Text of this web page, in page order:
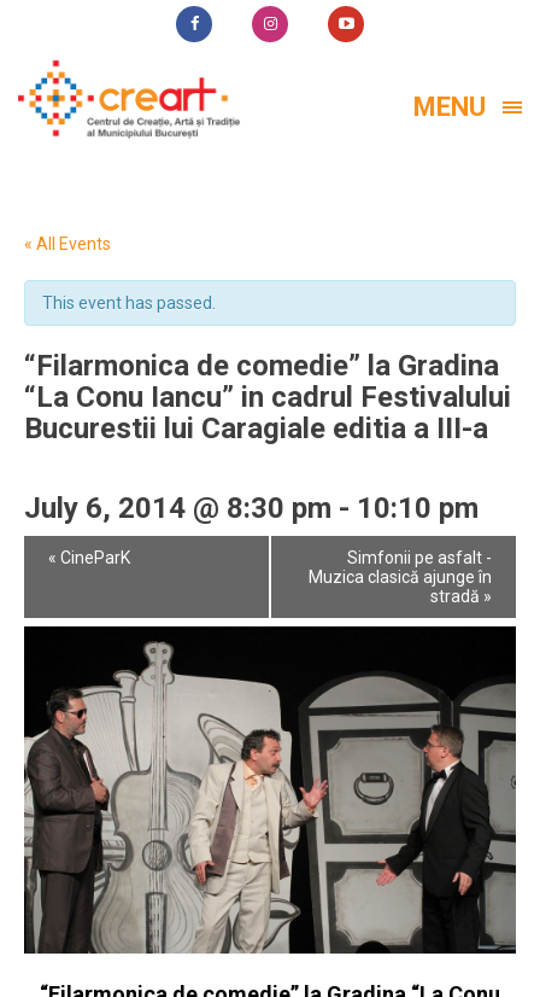
MENU
« All Events
This event has passed.
“Filarmonica de comedie” la Gradina
“La Conu Iancu” in cadrul Festivalului
Bucurestii lui Caragiale editia a III-a
July 6, 2014 @ 8:30 pm - 10:10 pm
Event
« CineParK
Simfonii pe asfalt -
Muzica clasică ajunge în
stradă »